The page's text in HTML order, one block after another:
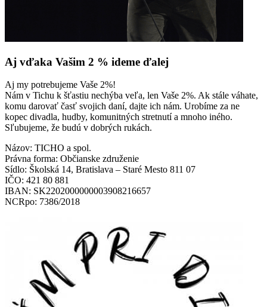
Aj vďaka Vašim 2 % ideme ďalej
Aj my potrebujeme Vaše 2%!
Nám v Tichu k šťastiu nechýba veľa, len Vaše 2%. Ak stále váhate,
komu darovať časť svojich daní, dajte ich nám. Urobíme za ne
kopec divadla, hudby, komunitných stretnutí a mnoho iného.
Sľubujeme, že budú v dobrých rukách.
Názov: TICHO a spol.
Právna forma: Občianske združenie
Sídlo: Školská 14, Bratislava – Staré Mesto 811 07
IČO: 421 80 881
IBAN: SK2202000000003908216657
NCRpo: 7386/2018